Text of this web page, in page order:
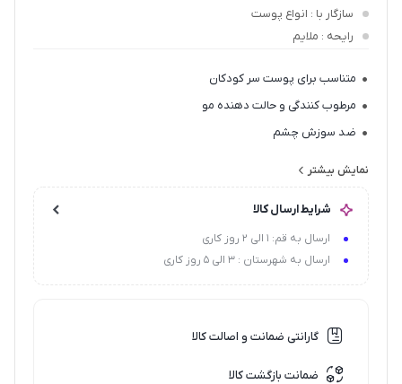
سازگار با : انواع پوست
رایحه : ملایم
متناسب برای پوست سر کودکان
مرطوب کنندگی و حالت دهنده مو
ضد سوزش چشم
دارای ph طبیعی
فاقد پارابن , ALS و SLS
نمایش بیشتر
شرایط ارسال کالا
ارسال به قم: 1 الی 2 روز کاری
ارسال به شهرستان : 3 الی 5 روز کاری
گارانتی ضمانت و اصالت کالا
ضمانت بازگشت کالا